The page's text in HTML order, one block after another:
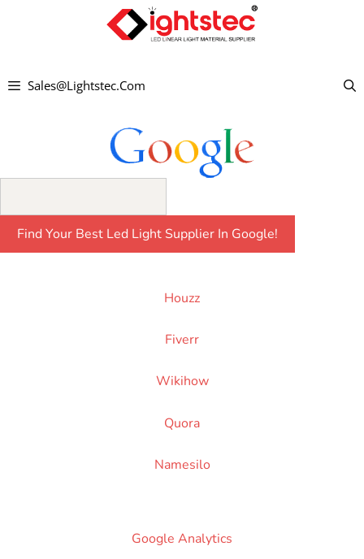
Sales@lightstec.com
Houzz
Fiverr
Wikihow
Quora
Namesilo
Google Analytics